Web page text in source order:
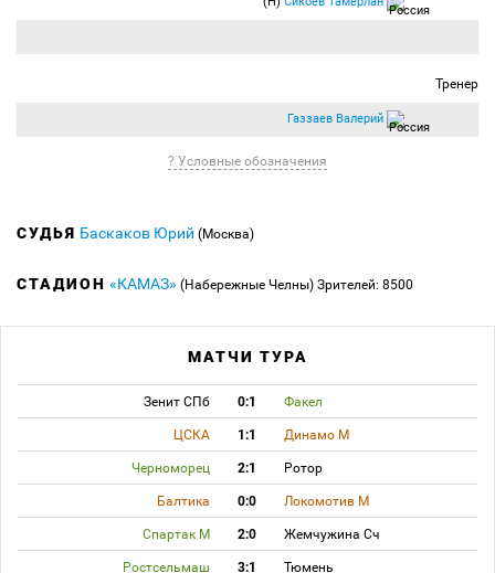
Тренер
Газзаев Валерий
? Условные обозначения
СУДЬЯ Баскаков Юрий (Москва)
СТАДИОН «КАМАЗ» (Набережные Челны) Зрителей: 8500
МАТЧИ ТУРА
Зенит СПб 0:1 Факел
ЦСКА 1:1 Динамо М
Черноморец 2:1 Ротор
Балтика 0:0 Локомотив М
Спартак М 2:0 Жемчужина Сч
Ростсельмаш 3:1 Тюмень